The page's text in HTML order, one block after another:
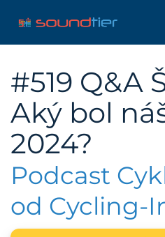
#519 Q&A
Aký bol
2024?
Podcast
od Cycling-